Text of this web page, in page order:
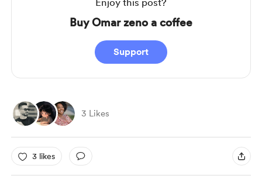
Enjoy this post?
Buy Omar zeno a coffee
Support
3 Likes
3 likes